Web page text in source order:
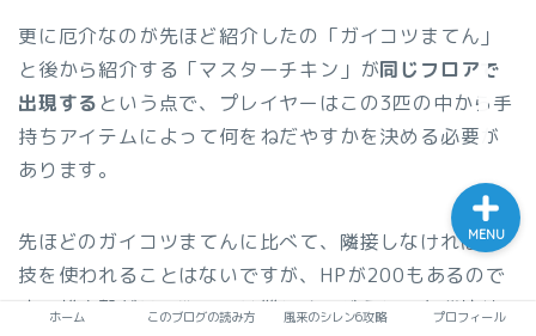
更に厄介なのが先ほど紹介したの「ガイコツまてん」
と後から紹介する「マスターチキン」が同じフロアで
出現する という点で、プレイヤーはこの3匹の中から手
持ちアイテムによって何をねだやすかを決める必要が
あります。
先ほどのガイコツまてんに比べて、隣接しなければ特
技を使われることはないですが、HPが200もあるので
遠距離攻撃だけで削るのは難しく、どうしても隣接せ
ホーム このブログの読み方 風来のシレン6攻略 プロフィール
MENU
風来のシレン6攻略
プロフィール